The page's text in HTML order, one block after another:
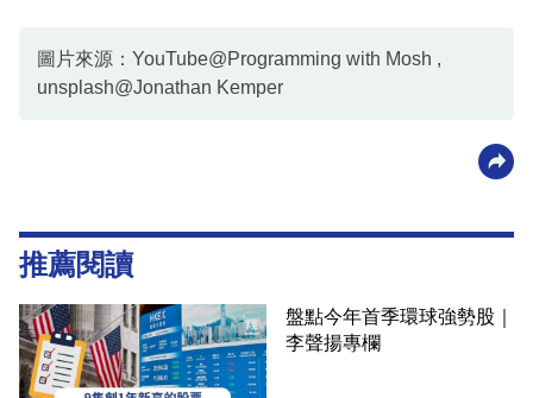
圖片來源：YouTube@Programming with Mosh ,
unsplash@Jonathan Kemper
推薦閱讀
盤點今年首季環球強勢股｜
李聲揚專欄